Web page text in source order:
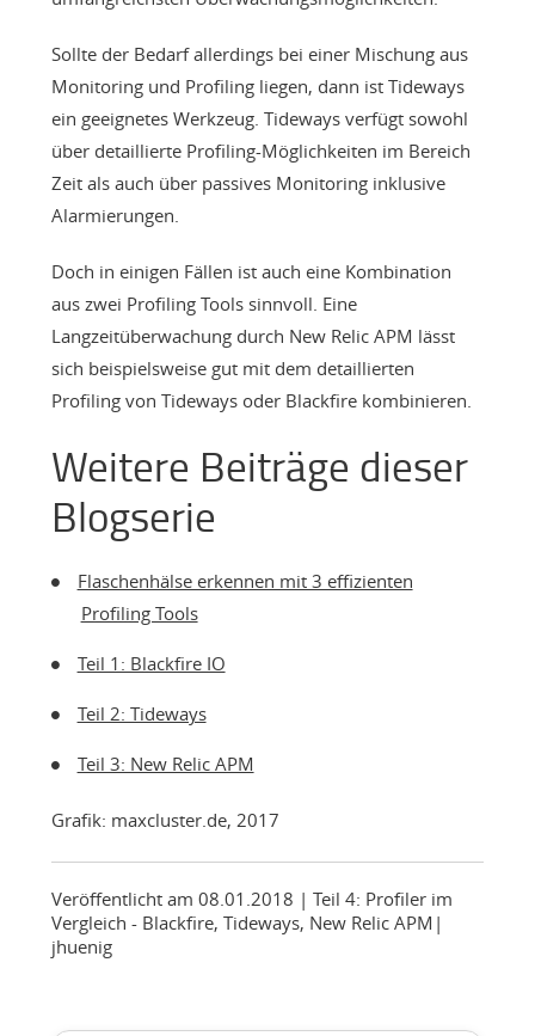
Sollte der Bedarf allerdings bei einer Mischung aus
Monitoring und Profiling liegen, dann ist Tideways
ein geeignetes Werkzeug. Tideways verfügt sowohl
über detaillierte Profiling-Möglichkeiten im Bereich
Zeit als auch über passives Monitoring inklusive
Alarmierungen.
Doch in einigen Fällen ist auch eine Kombination
aus zwei Profiling Tools sinnvoll. Eine
Langzeitüberwachung durch New Relic APM lässt
sich beispielsweise gut mit dem detaillierten
Profiling von Tideways oder Blackfire kombinieren.
Weitere Beiträge dieser
Blogserie
Flaschenhälse erkennen mit 3 effizienten
Profiling Tools
Teil 1: Blackfire IO
Teil 2: Tideways
Teil 3: New Relic APM
Grafik: maxcluster.de, 2017
Veröffentlicht am 08.01.2018 | Teil 4: Profiler im
Vergleich - Blackfire, Tideways, New Relic APM |
jhuenig